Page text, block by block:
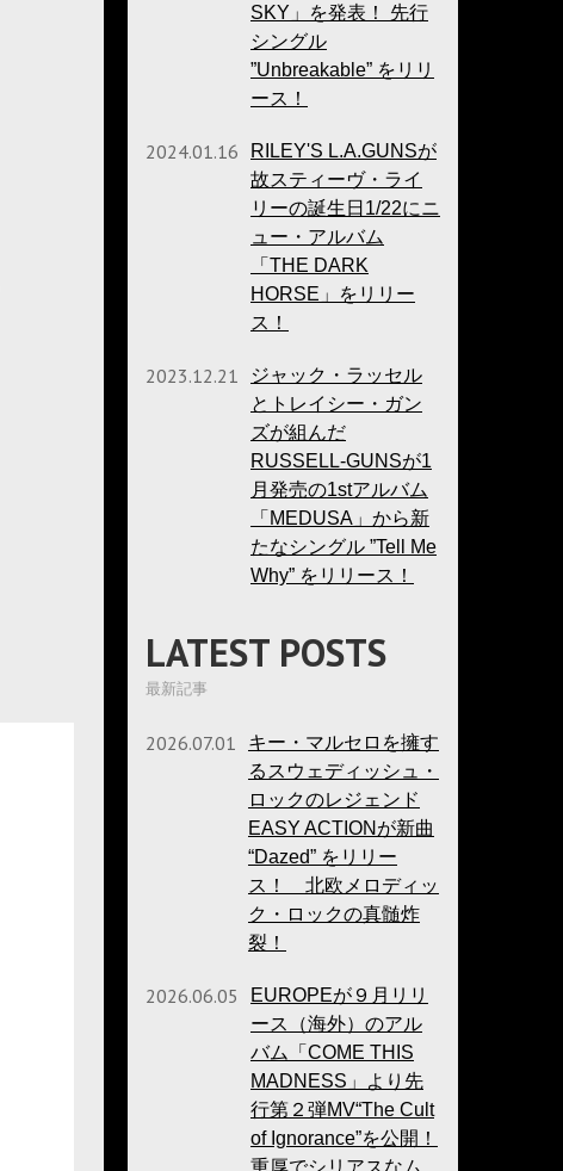
SKY」を発表！ 先行
シングル
”Unbreakable” をリリ
ース！
2024.01.16
RILEY'S L.A.GUNSが
故スティーヴ・ライ
リーの誕生日1/22にニ
ュー・アルバム
「THE DARK
HORSE」をリリー
ス！
2023.12.21
ジャック・ラッセル
とトレイシー・ガン
ズが組んだ
RUSSELL-GUNSが1
月発売の1stアルバム
「MEDUSA」から新
たなシングル ”Tell Me
Why” をリリース！
LATEST POSTS
最新記事
2026.07.01
キー・マルセロを擁す
るスウェディッシュ・
ロックのレジェンド
EASY ACTIONが新曲
“Dazed” をリリー
ス！ 北欧メロディッ
ク・ロックの真髄炸
裂！
2026.06.05
EUROPEが９月リリ
ース（海外）のアル
バム「COME THIS
MADNESS」より先
行第２弾MV“The Cult
of Ignorance”を公開！
重厚でシリアスなム